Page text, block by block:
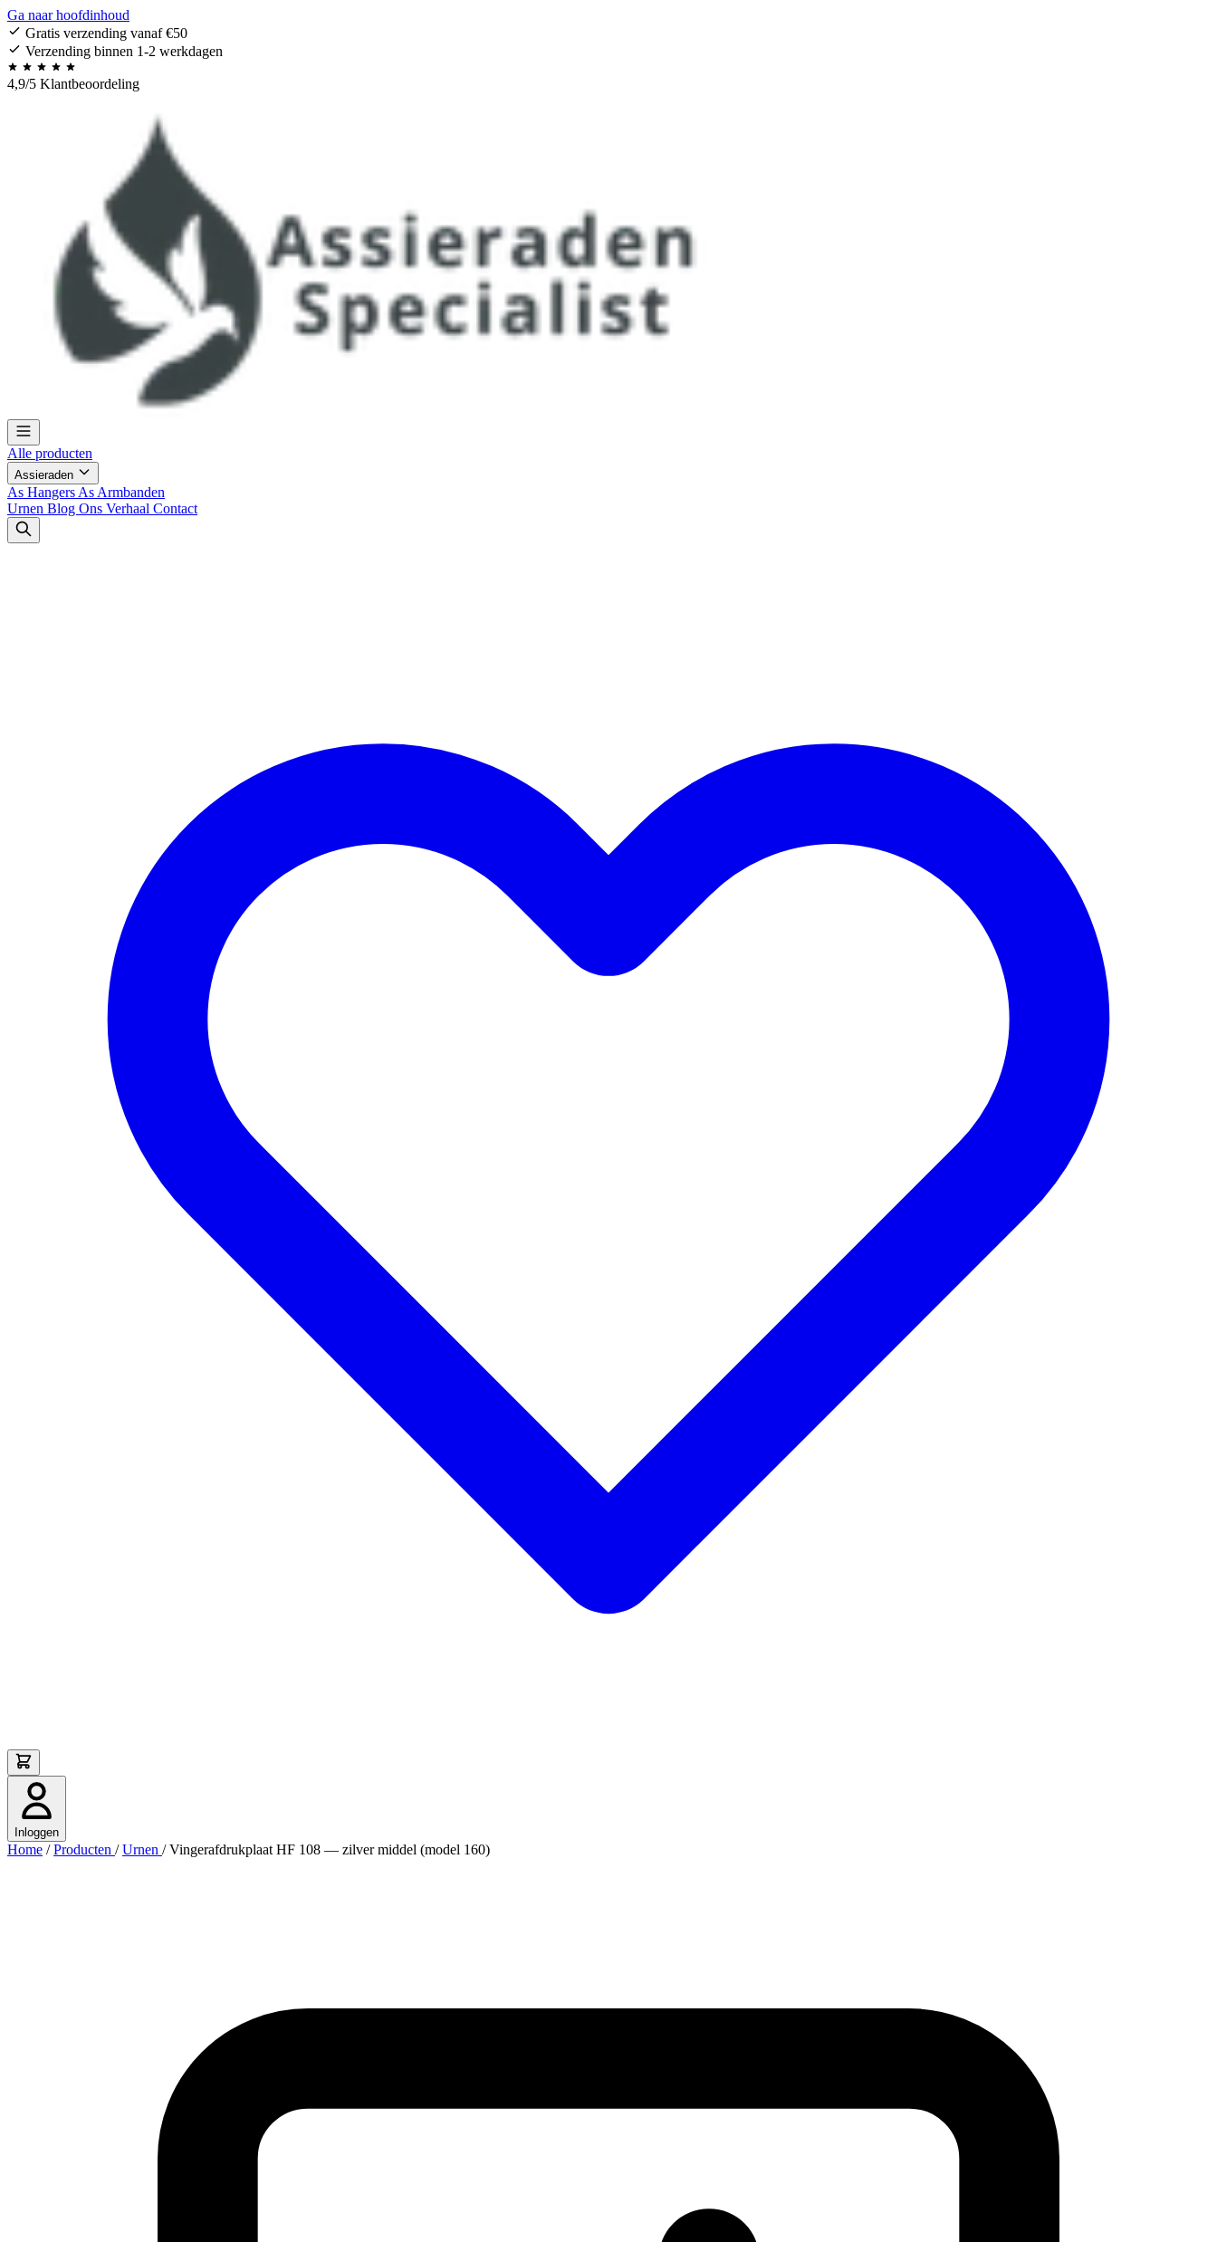
Ga naar hoofdinhoud
Gratis verzending vanaf €50
Verzending binnen 1-2 werkdagen
4,9/5 Klantbeoordeling
Alle producten
Assieraden
As Hangers As Armbanden
Urnen Blog Ons Verhaal Contact
Inloggen
Home / Producten / Urnen / Vingerafdrukplaat HF 108 — zilver middel (model 160)